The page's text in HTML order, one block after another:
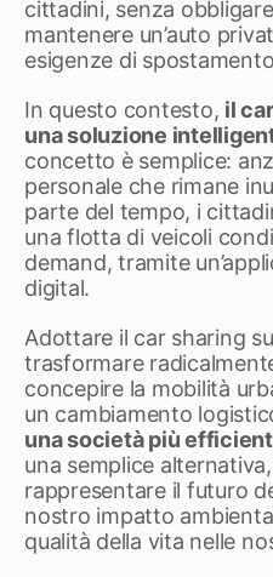
cittadini, senza
mantenere un’auto
esigenze di
In questo contesto, il
una soluzione
concetto è semplice:
personale che rimane
parte del tempo, i
una flotta di veicoli
demand, tramite
digital.
Adottare il car sharing
trasformare
concepire la mobilità
un cambiamento
una società più
una semplice
rappresentare il futuro
nostro impatto
qualità della vita nelle